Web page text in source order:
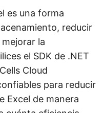
es una forma
reducir
la
el SDK de .NET
Cloud
para reducir
Excel de manera